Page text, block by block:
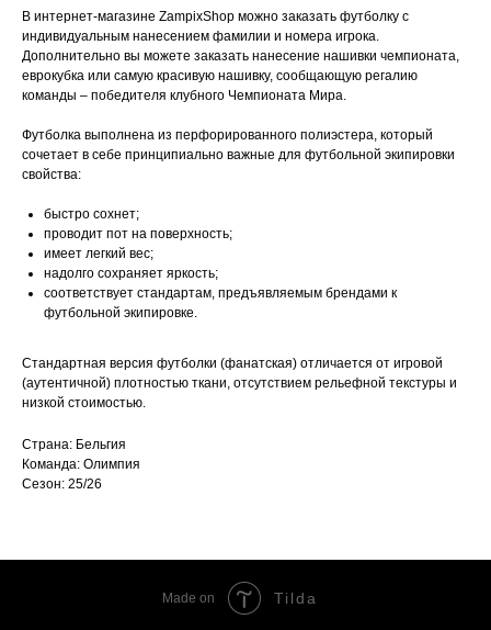
В интернет-магазине ZampixShop можно заказать футболку с
индивидуальным нанесением фамилии и номера игрока.
Дополнительно вы можете заказать нанесение нашивки чемпионата,
еврокубка или самую красивую нашивку, сообщающую регалию
команды – победителя клубного Чемпионата Мира.
Футболка выполнена из перфорированного полиэстера, который
сочетает в себе принципиально важные для футбольной экипировки
свойства:
быстро сохнет;
проводит пот на поверхность;
имеет легкий вес;
надолго сохраняет яркость;
соответствует стандартам, предъявляемым брендами к
футбольной экипировке.
Стандартная версия футболки (фанатская) отличается от игровой
(аутентичной) плотностью ткани, отсутствием рельефной текстуры и
низкой стоимостью.
Страна: Бельгия
Команда: Олимпия
Сезон: 25/26
Made on Tilda